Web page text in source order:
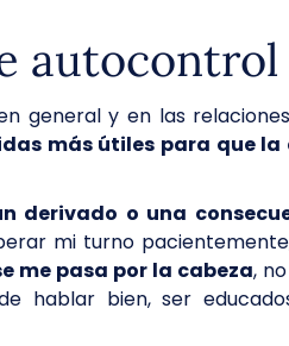
autocontrol
general y en las
más útiles para que
derivado o una
mi turno
me pasa por la cabeza,
hablar bien, ser